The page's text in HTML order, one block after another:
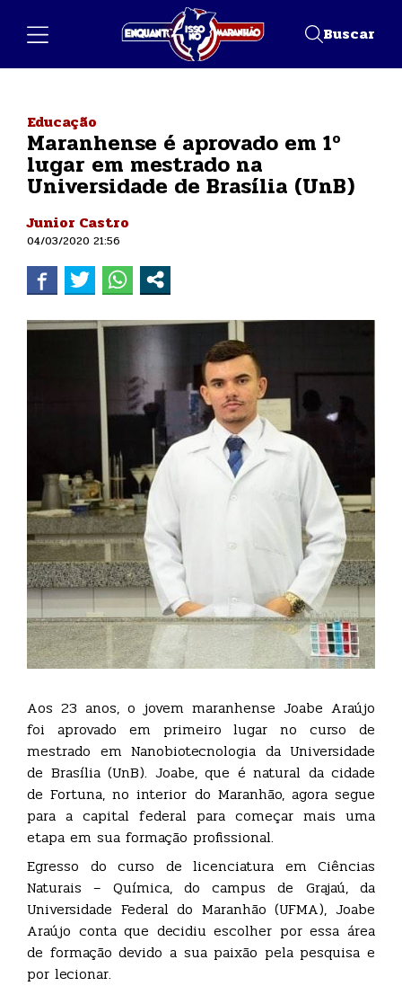
Buscar
Educação
Maranhense é aprovado em 1º
lugar em mestrado na
Universidade de Brasília (UnB)
Junior Castro
04/03/2020 21:56
Aos 23 anos, o jovem maranhense Joabe Araújo
foi aprovado em primeiro lugar no curso de
mestrado em Nanobiotecnologia da Universidade
de Brasília (UnB). Joabe, que é natural da cidade
de Fortuna, no interior do Maranhão, agora segue
para a capital federal para começar mais uma
etapa em sua formação profissional.
Egresso do curso de licenciatura em Ciências
Naturais – Química, do campus de Grajaú, da
Universidade Federal do Maranhão (UFMA), Joabe
Araújo conta que decidiu escolher por essa área
de formação devido a sua paixão pela pesquisa e
por lecionar.